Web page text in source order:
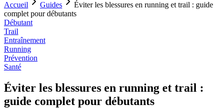
Accueil Guides
Éviter les blessures en running et trail : guide
complet pour débutants
Débutant
Trail
Entraînement
Running
Prévention
Santé
Éviter les blessures en running et trail :
guide complet pour débutants